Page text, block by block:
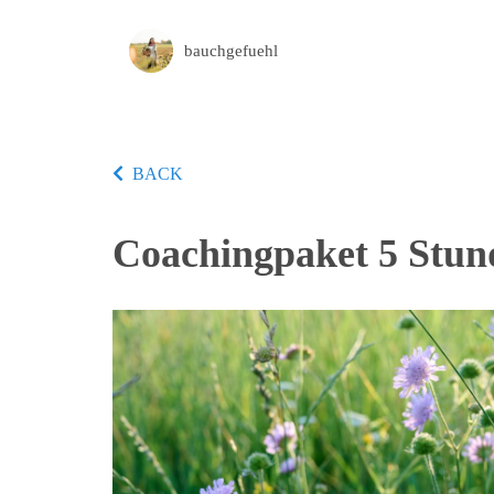
bauchgefuehl
BACK
Coachingpaket 5